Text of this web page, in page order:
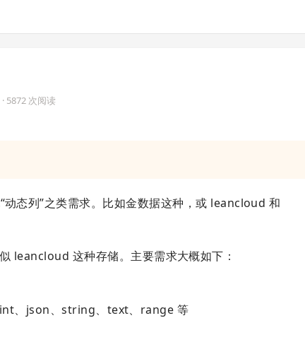
· 5872 次阅读
态列”之类需求。比如金数据这种，或 leancloud 和
leancloud 这种存储。主要需求大概如下：
、json、string、text、range 等